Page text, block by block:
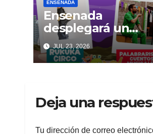
ENSENADA
Ensenada
desplegará un
abanico de
actividades
culturales y
disfrutar en
JUL 23, 2026
Deja una
Tu dirección de correo